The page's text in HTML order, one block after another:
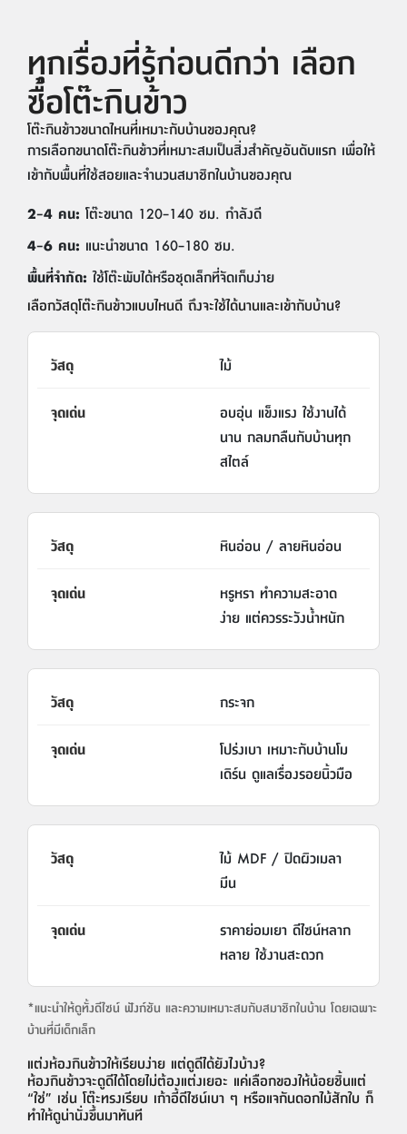
ทุกเรื่องที่รู้ก่อนดีกว่า เลือก
ซื้อโต๊ะกินข้าว
โต๊ะกินข้าวขนาดไหนที่เหมาะกับบ้านของคุณ?
การเลือกขนาดโต๊ะกินข้าวที่เหมาะสมเป็นสิ่งสำคัญอันดับแรก เพื่อให้
เข้ากับพื้นที่ใช้สอยและจำนวนสมาชิกในบ้านของคุณ
2–4 คน: โต๊ะขนาด 120–140 ซม. กำลังดี
4–6 คน: แนะนำขนาด 160–180 ซม.
พื้นที่จำกัด: ใช้โต๊ะพับได้หรือชุดเล็กที่จัดเก็บง่าย
เลือกวัสดุโต๊ะกินข้าวแบบไหนดี ถึงจะใช้ได้นานและเข้ากับบ้าน?
ไม้
อบอุ่น แข็งแรง ใช้งานได้
นาน กลมกลืนกับบ้านทุก
สไตล์
หินอ่อน / ลายหินอ่อน
หรูหรา ทำความสะอาด
ง่าย แต่ควรระวังน้ำหนัก
กระจก
โปร่งเบา เหมาะกับบ้านโม
เดิร์น ดูแลเรื่องรอยนิ้วมือ
ไม้ MDF / ปิดผิวเมลา
มีน
ราคาย่อมเยา ดีไซน์หลาก
หลาย ใช้งานสะดวก
*แนะนำให้ดูทั้งดีไซน์ ฟังก์ชัน และความเหมาะสมกับสมาชิกในบ้าน โดยเฉพาะ
บ้านที่มีเด็กเล็ก
แต่งห้องกินข้าวให้เรียบง่าย แต่ดูดีได้ยังไงบ้าง?
ห้องกินข้าวจะดูดีได้โดยไม่ต้องแต่งเยอะ แค่เลือกของให้น้อยชิ้นแต่
“ใช่” เช่น โต๊ะทรงเรียบ เก้าอี้ดีไซน์เบา ๆ หรือแจกันดอกไม้สักใบ ก็
ทำให้ดูน่านั่งขึ้นมาทันที